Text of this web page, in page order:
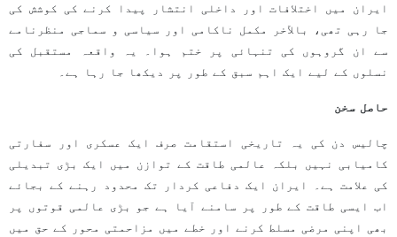
ایران میں اختلافات اور داخلی انتشار پیدا کرنے کی کوشش کی
جا رہی تھی، بالآخر مکمل ناکامی اور سیاسی و سماجی منظرنامے
سے ان گروہوں کی تنہائی پر ختم ہوا۔ یہ واقعہ مستقبل کی
نسلوں کے لیے ایک اہم سبق کے طور پر دیکھا جا رہا ہے۔
حاصل سخن
چالیس دن کی یہ تاریخی استقامت صرف ایک عسکری اور سفارتی
کامیابی نہیں بلکہ عالمی طاقت کے توازن میں ایک بڑی تبدیلی
کی علامت ہے۔ ایران ایک دفاعی کردار تک محدود رہنے کے بجائے
اب ایسی طاقت کے طور پر سامنے آیا ہے جو بڑی عالمی قوتوں پر
بھی اپنی مرضی مسلط کرنے اور خطے میں مزاحمتی محور کے حق میں